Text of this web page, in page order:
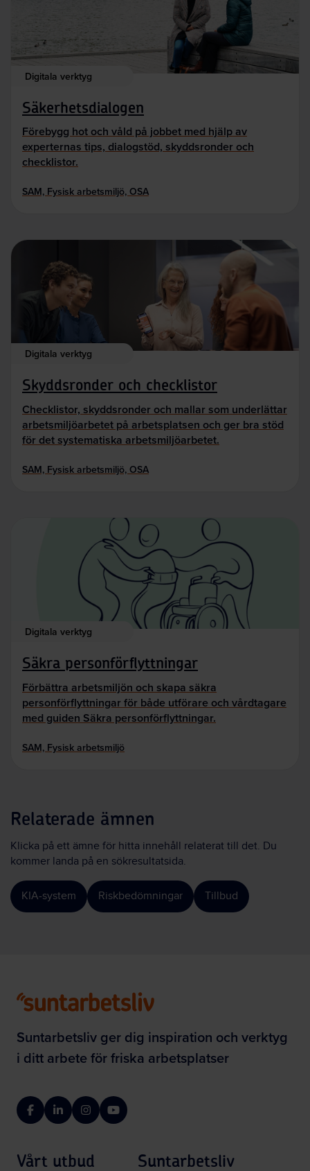
Digitala verktyg
Säkerhetsdialogen
Förebygg hot och våld på jobbet med hjälp av
experternas tips, dialogstöd, skyddsronder och
checklistor.
SAM, Fysisk arbetsmiljö, OSA
Digitala verktyg
Skyddsronder och checklistor
Checklistor, skyddsronder och mallar som underlättar
arbetsmiljöarbetet på arbetsplatsen och ger bra stöd
för det systematiska arbetsmiljöarbetet.
SAM, Fysisk arbetsmiljö, OSA
Digitala verktyg
Säkra personförflyttningar
Förbättra arbetsmiljön och skapa säkra
personförflyttningar för både utförare och vårdtagare
med guiden Säkra personförflyttningar.
SAM, Fysisk arbetsmiljö
Relaterade ämnen
Klicka på ett ämne för hitta innehåll relaterat till det. Du
kommer landa på en sökresultatsida.
KIA-system Riskbedömningar Tillbud
Suntarbetsliv ger dig inspiration och verktyg
i ditt arbete för friska arbetsplatser
FacebookLinkedInInstagramYouTube
Vårt utbud Suntarbetsliv